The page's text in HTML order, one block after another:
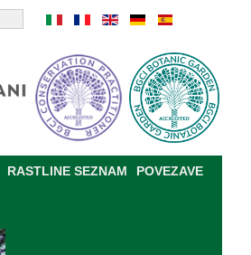
RASTLINE SEZNAM
POVEZAVE